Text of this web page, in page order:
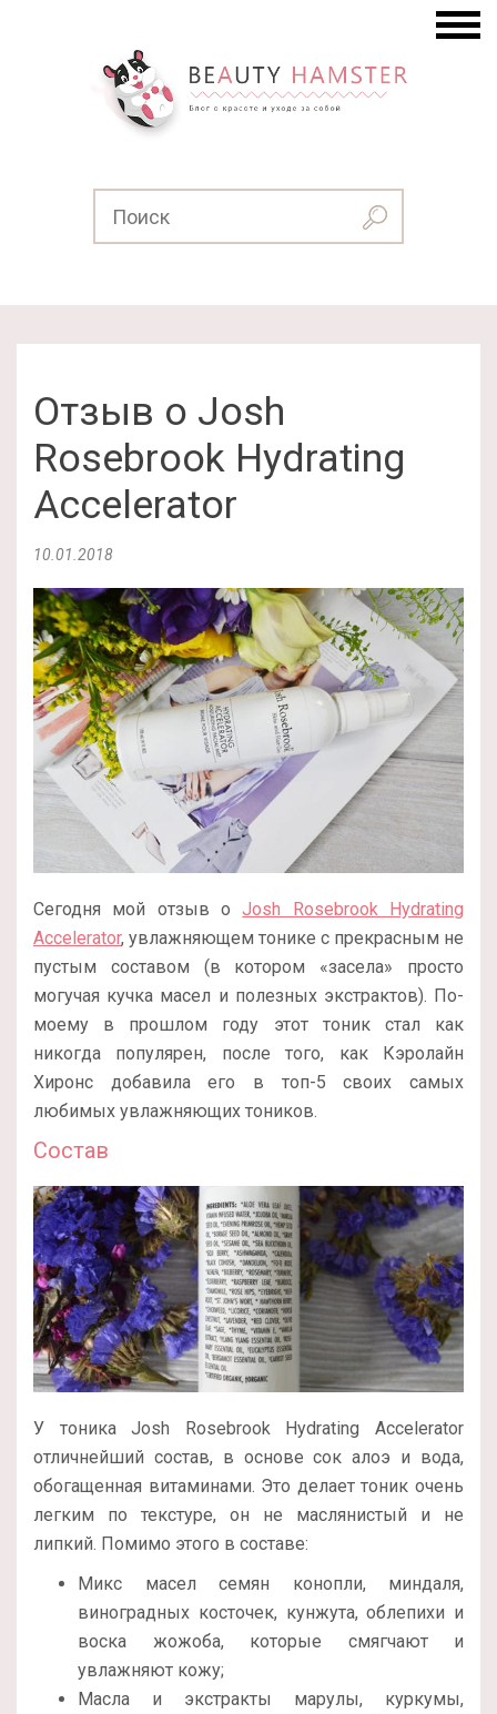
Отзыв о Josh
Rosebrook Hydrating
Accelerator
10.01.2018
Сегодня мой отзыв оJosh Rosebrook Hydrating
Accelerator, увлажняющем тонике с прекрасным не
пустым составом (в котором «засела» просто
могучая кучка масел и полезных экстрактов). По-
моему в прошлом году этот тоник стал как
никогда популярен, после того, как Кэролайн
Хиронс добавила его в топ-5 своих самых
любимых увлажняющих тоников.
Состав
У тоника Josh Rosebrook Hydrating Accelerator
отличнейший состав, в основе сок алоэ и вода,
обогащенная витаминами. Это делает тоник очень
легким по текстуре, он не маслянистый и не
липкий. Помимо этого в составе:
Микс масел семян конопли, миндаля,
виноградных косточек, кунжута, облепихи и
воска жожоба, которые смягчают и
увлажняют кожу;
Масла и экстракты марулы, куркумы,